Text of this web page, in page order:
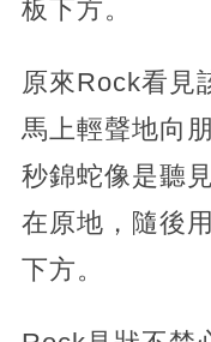
板下方。
原來Rock看見
馬上輕聲地向
秒錦蛇像是聽
在原地，隨後
下方。